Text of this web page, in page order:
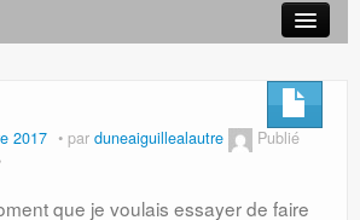
2017 par duneaiguillealautre
Publié
que je voulais essayer de faire